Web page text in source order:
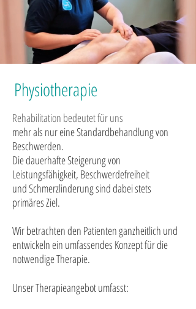
Physiotherapie
Rehabilitation bedeutet für uns
mehr als nur eine Standardbehandlung von
Beschwerden.
Die dauerhafte Steigerung von
Leistungsfähigkeit, Beschwerdefreiheit
und Schmerzlinderung sind dabei stets
primäres Ziel.
Wir betrachten den Patienten ganzheitlich und
entwickeln ein umfassendes Konzept für die
notwendige Therapie.
Unser Therapieangebot umfasst: